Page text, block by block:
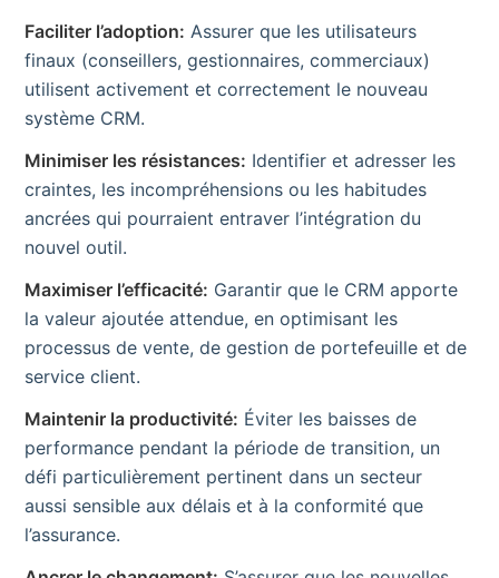
Faciliter l’adoption: Assurer que les utilisateurs
finaux (conseillers, gestionnaires, commerciaux)
utilisent activement et correctement le nouveau
système CRM.
Minimiser les résistances: Identifier et adresser les
craintes, les incompréhensions ou les habitudes
ancrées qui pourraient entraver l’intégration du
nouvel outil.
Maximiser l’efficacité: Garantir que le CRM apporte
la valeur ajoutée attendue, en optimisant les
processus de vente, de gestion de portefeuille et de
service client.
Maintenir la productivité: Éviter les baisses de
performance pendant la période de transition, un
défi particulièrement pertinent dans un secteur
aussi sensible aux délais et à la conformité que
l’assurance.